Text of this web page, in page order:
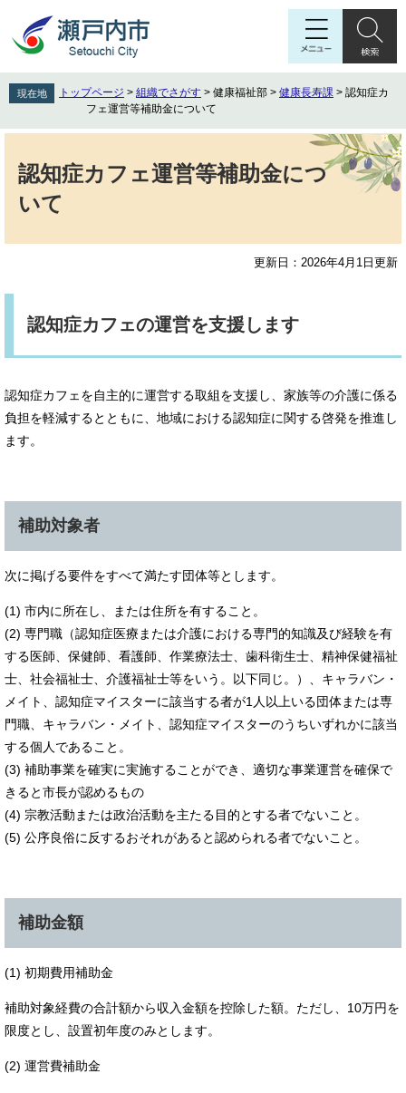
先
頭
を
飛
現在地 トップページ > 組織でさがす > 健康福祉部 > 健康長寿課 > 認知症カ
フェ運営等補助金について
認知症カフェ運営等補助金につ
いて
更新日：2026年4月1日更新
認知症カフェの運営を支援します
認知症カフェを自主的に運営する取組を支援し、家族等の介護に係る
負担を軽減するとともに、地域における認知症に関する啓発を推進し
ます。
補助対象者
次に掲げる要件をすべて満たす団体等とします。
(1) 市内に所在し、または住所を有すること。
(2) 専門職（認知症医療または介護における専門的知識及び経験を有
する医師、保健師、看護師、作業療法士、歯科衛生士、精神保健福祉
士、社会福祉士、介護福祉士等をいう。以下同じ。）、キャラバン・
メイト、認知症マイスターに該当する者が1人以上いる団体または専
門職、キャラバン・メイト、認知症マイスターのうちいずれかに該当
する個人であること。
(3) 補助事業を確実に実施することができ、適切な事業運営を確保で
きると市長が認めるもの
(4) 宗教活動または政治活動を主たる目的とする者でないこと。
(5) 公序良俗に反するおそれがあると認められる者でないこと。
補助金額
(1) 初期費用補助金
補助対象経費の合計額から収入金額を控除した額。ただし、10万円を
限度とし、設置初年度のみとします。
(2) 運営費補助金